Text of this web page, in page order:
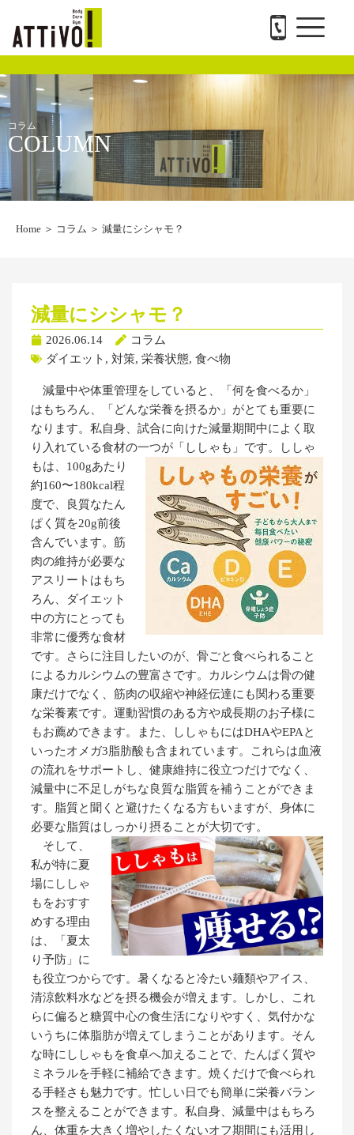
キ
ッ
プ
メ
ニ
ュ
ー
コラム
COLUMN
Home ＞ コラム ＞ 減量にシシャモ？
減量にシシャモ？
2026.06.14
コラム
ダイエット , 対策, 栄養状態, 食べ物
減量中や体重管理をしていると、「何を食べるか」
はもちろん、「どんな栄養を摂るか」がとても重要に
なります。私自身、試合に向けた減量期間中によく取
り入れている食材の一つが「ししゃも」です。
ししゃ
もは、100gあたり
約160〜180kcal程
度で、良質なたん
ぱく質を20g前後
含んでいます。筋
肉の維持が必要な
アスリートはもち
ろん、ダイエット
中の方にとっても
非常に優秀な食材
です。さらに注目したいのが、骨ごと食べられること
によるカルシウムの豊富さです。カルシウムは骨の健
康だけでなく、筋肉の収縮や神経伝達にも関わる重要
な栄養素です。運動習慣のある方や成長期のお子様に
もお薦めできます。また、ししゃもにはDHAやEPAと
いったオメガ3脂肪酸も含まれています。これらは血液
の流れをサポートし、健康維持に役立つだけでなく、
減量中に不足しがちな良質な脂質を補うことができま
す。脂質と聞くと避けたくなる方もいますが、身体に
必要な脂質はしっかり摂ることが大切です。
そして、
私が特に夏
場にししゃ
もをおすす
めする理由
は、「夏太
り予防」に
も役立つからです。暑くなると冷たい麺類やアイス、
清涼飲料水などを摂る機会が増えます。しかし、これ
らに偏ると糖質中心の食生活になりやすく、気付かな
いうちに体脂肪が増えてしまうことがあります。そん
な時にししゃもを食卓へ加えることで、たんぱく質や
ミネラルを手軽に補給できます。焼くだけで食べられ
る手軽さも魅力です。忙しい日でも簡単に栄養バラン
スを整えることができます。私自身、減量中はもちろ
ん、体重を大きく増やしたくないオフ期間にも活用し